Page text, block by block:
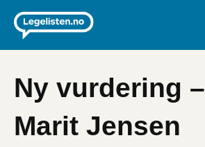
Ny vurdering –
Marit Jensen